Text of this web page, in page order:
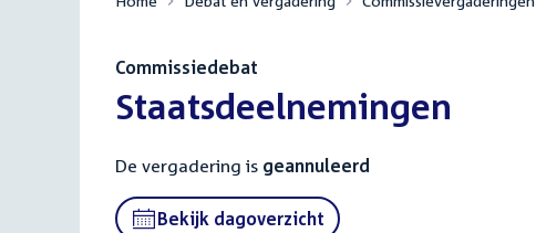
Commissiedebat
:Staatsdeelnemingen
De vergadering is geannuleerd
Bekijk dagoverzicht